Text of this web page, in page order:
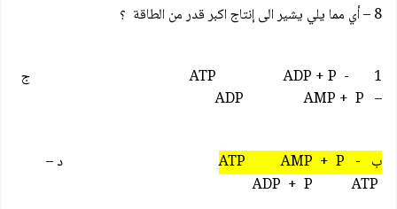
8 – أي مما يلي يشير الى إنتاج اكبر قدر من الطاقة ؟
1 - ATP ADP + P ج
– ADP AMP + P
ب - ATP AMP + P
د –